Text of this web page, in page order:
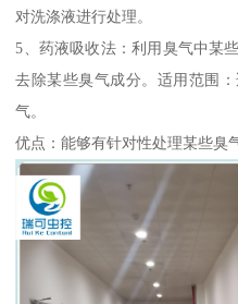
对洗涤液进行处理。
5、药液吸收法：利用臭气中某
去除某些臭气成分。适用范围
气。
优点：能够有针对性处理某些臭